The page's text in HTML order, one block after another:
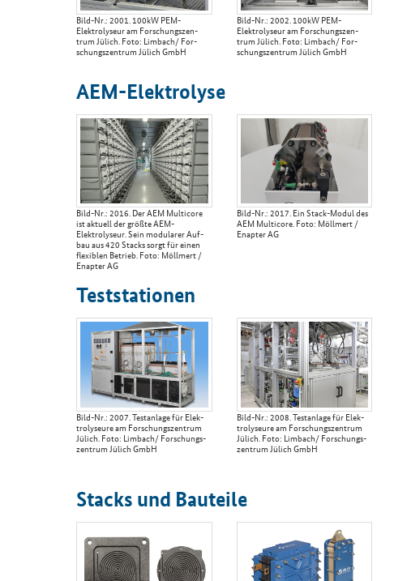
Bild-​Nr.: 2001. 100kW PEM-​
Elektrolyseur am For­schungs­zen­
trum Jü­lich. Foto: Lim­bach/ For­
schungs­zen­trum Jü­lich GmbH
Bild-​Nr.: 2002. 100kW PEM-​
Elektrolyseur am For­schungs­zen­
trum Jü­lich. Foto: Lim­bach/ For­
schungs­zen­trum Jü­lich GmbH
AEM-​Elektrolyse
Bild-​Nr.: 2016. Der AEM Mul­ti­co­re
ist ak­tu­ell der größ­te AEM-​
Elektrolyseur. Sein mo­du­la­rer Auf­
bau aus 420 Stacks sorgt für einen
fle­xi­blen Be­trieb. Foto: Möll­mert /
En­ap­ter AG
Bild-​Nr.: 2017. Ein Stack-​Modul des
AEM Mul­ti­co­re. Foto: Möll­mert /
En­ap­ter AG
Test­sta­tio­nen
Bild-​Nr.: 2007. Test­an­la­ge für Elek­
tro­ly­seu­re am For­schungs­zen­trum
Jü­lich. Foto: Lim­bach/ For­schungs­
zen­trum Jü­lich GmbH
Bild-​Nr.: 2008. Test­an­la­ge für Elek­
tro­ly­seu­re am For­schungs­zen­trum
Jü­lich. Foto: Lim­bach/ For­schungs­
zen­trum Jü­lich GmbH
Stacks und Bau­tei­le